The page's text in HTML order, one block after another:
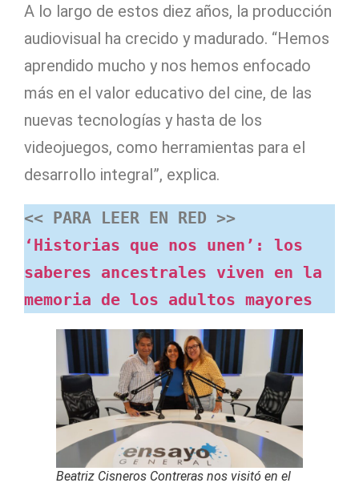
A lo largo de estos diez años, la producción
audiovisual ha crecido y madurado. “Hemos
aprendido mucho y nos hemos enfocado
más en el valor educativo del cine, de las
nuevas tecnologías y hasta de los
videojuegos, como herramientas para el
desarrollo integral”, explica.
‘Historias que nos unen’: los
saberes ancestrales viven en la
memoria de los adultos mayores
Beatriz Cisneros Contreras nos visitó en el